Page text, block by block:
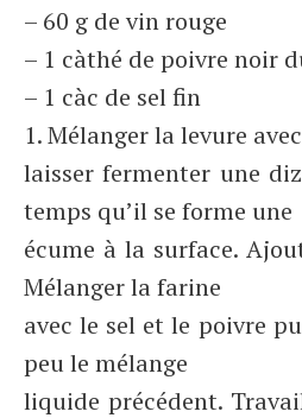
– 60 g de vin rouge
– 1 càthé de poivre noir
– 1 càc de sel fin
1. Mélanger la levure
laisser fermenter une
temps qu’il se forme une
écume à la surface.
Mélanger la farine
avec le sel et le poivre
peu le mélange
liquide précédent.